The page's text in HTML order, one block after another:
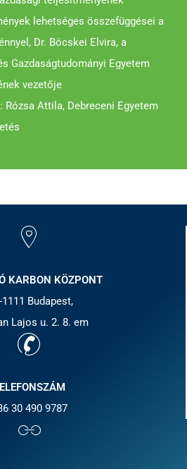
lehetséges összefüggései a
Dr. Böcskei Elvira, a
Gazdaságtudományi Egyetem
vezetője
Rózsa Attila, Debreceni Egyetem
KARBON KÖZPONT
1111 Budapest,
Lajos u. 2. 8. em
30 490 9787